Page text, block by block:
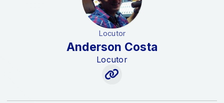
Locutor
Anderson Costa
Locutor